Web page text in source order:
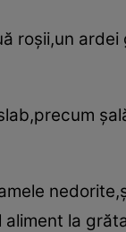
roşii,un
la